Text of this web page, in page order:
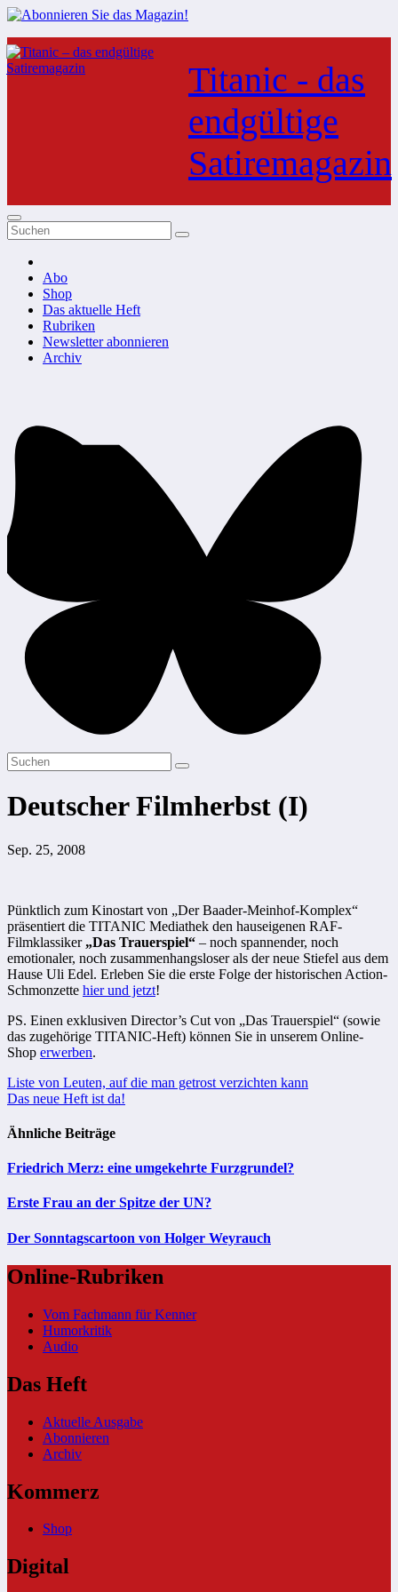
Zum
Inhalt
springen
Titanic - das
endgültige
Satiremagazin
Abo
Shop
Das aktuelle Heft
Rubriken
Newsletter abonnieren
Archiv
Deutscher Filmherbst (I)
Sep. 25, 2008
Pünktlich zum Kinostart von „Der Baader-Meinhof-Komplex“
präsentiert die TITANIC Mediathek den hauseigenen RAF-
Filmklassiker „Das Trauerspiel“ – noch spannender, noch
emotionaler, noch zusammenhangsloser als der neue Stiefel aus dem
Hause Uli Edel. Erleben Sie die erste Folge der historischen Action-
Schmonzette hier und jetzt!
PS. Einen exklusiven Director’s Cut von „Das Trauerspiel“ (sowie
das zugehörige TITANIC-Heft) können Sie in unserem Online-
Shop erwerben.
Beitragsnavigation
Liste von Leuten, auf die man getrost verzichten kann
Das neue Heft ist da!
Ähnliche Beiträge
Friedrich Merz: eine umgekehrte Furzgrundel?
Erste Frau an der Spitze der UN?
Der Sonntagscartoon von Holger Weyrauch
Online-Rubriken
Vom Fachmann für Kenner
Humorkritik
Audio
Das Heft
Aktuelle Ausgabe
Abonnieren
Archiv
Kommerz
Shop
Digital